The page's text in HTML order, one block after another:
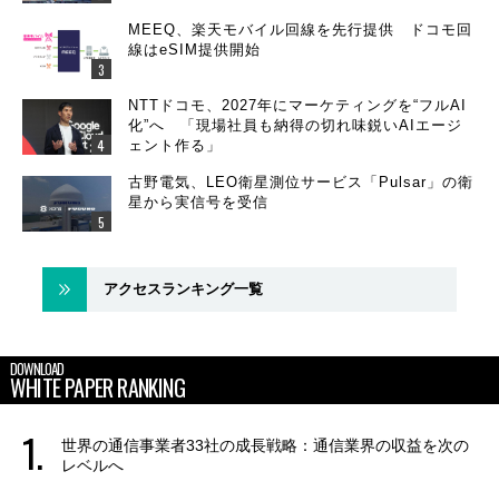
MEEQ、楽天モバイル回線を先行提供 ドコモ回
線はeSIM提供開始
NTTドコモ、2027年にマーケティングを“フルAI
化”へ 「現場社員も納得の切れ味鋭いAIエージ
ェント作る」
古野電気、LEO衛星測位サービス「Pulsar」の衛
星から実信号を受信
アクセスランキング一覧
DOWNLOAD
WHITE PAPER RANKING
世界の通信事業者33社の成長戦略：通信業界の収益を次の
レベルへ